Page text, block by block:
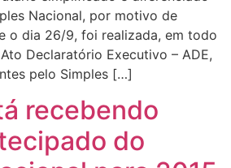
Nacional, por motivo de
o dia 26/9, foi realizada, em todo
Declaratório Executivo – ADE,
pelo Simples […]
recebendo
do